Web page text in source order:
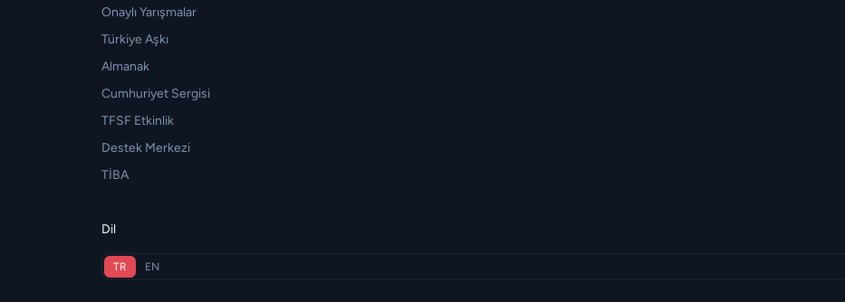
Onaylı Yarışmalar
Türkiye Aşkı
Almanak
Cumhuriyet Sergisi
TFSF Etkinlik
Destek Merkezi
TİBA
Dil
TR EN